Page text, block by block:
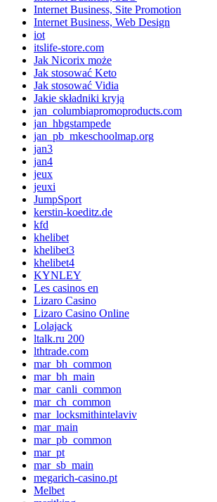
Internet Business, Site Promotion
Internet Business, Web Design
iot
itslife-store.com
Jak Nicorix może
Jak stosować Keto
Jak stosować Vidia
Jakie składniki kryją
jan_columbiapromoproducts.com
jan_hbgstampede
jan_pb_mkeschoolmap.org
jan3
jan4
jeux
jeuxi
JumpSport
kerstin-koeditz.de
kfd
khelibet
khelibet3
khelibet4
KYNLEY
Les casinos en
Lizaro Casino
Lizaro Casino Online
Lolajack
ltalk.ru 200
lthtrade.com
mar_bh_common
mar_bh_main
mar_canli_common
mar_ch_common
mar_locksmithintelaviv
mar_main
mar_pb_common
mar_pt
mar_sb_main
megarich-casino.pt
Melbet